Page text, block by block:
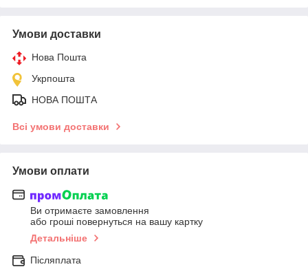
Умови доставки
Нова Пошта
Укрпошта
НОВА ПОШТА
Всі умови доставки
Умови оплати
Ви отримаєте замовлення
або гроші повернуться на вашу картку
Детальніше
Післяплата